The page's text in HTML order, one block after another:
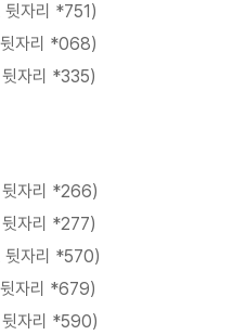
자리 *751)
자리 *068)
자리 *335)
자리 *266)
자리 *277)
자리 *570)
자리 *679)
자리 *590)